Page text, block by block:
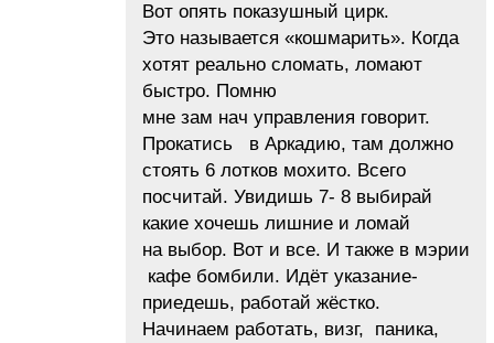
Вот опять показушный цирк.
Это называется «кошмарить». Когда
хотят реально сломать, ломают
быстро. Помню
мне зам нач управления говорит.
Прокатись в Аркадию, там должно
стоять 6 лотков мохито. Всего
посчитай. Увидишь 7- 8 выбирай
какие хочешь лишние и ломай
на выбор. Вот и все. И также в мэрии
кафе бомбили. Идёт указание-
приедешь, работай жёстко.
Начинаем работать, визг, паника,